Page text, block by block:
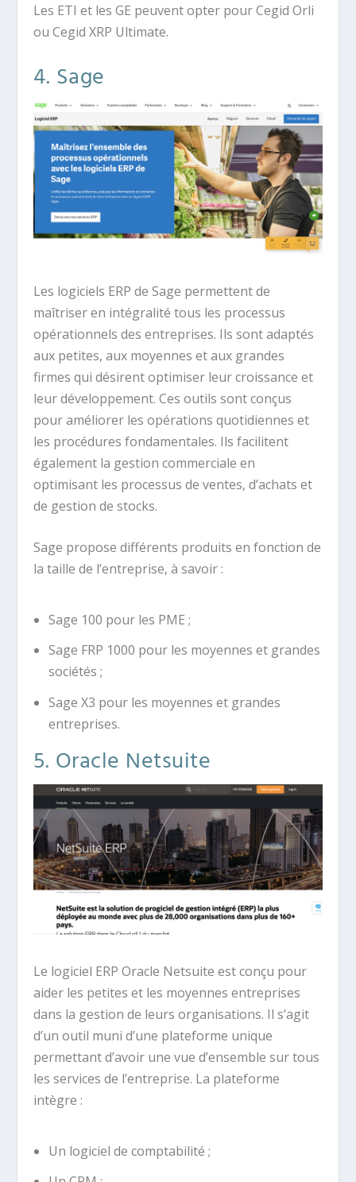
Les ETI et les GE peuvent opter pour Cegid Orli
ou Cegid XRP Ultimate.
4. Sage
Les logiciels ERP de Sage permettent de
maîtriser en intégralité tous les processus
opérationnels des entreprises. Ils sont adaptés
aux petites, aux moyennes et aux grandes
firmes qui désirent optimiser leur croissance et
leur développement. Ces outils sont conçus
pour améliorer les opérations quotidiennes et
les procédures fondamentales. Ils facilitent
également la gestion commerciale en
optimisant les processus de ventes, d’achats et
de gestion de stocks.
Sage propose différents produits en fonction de
la taille de l’entreprise, à savoir :
Sage 100 pour les PME ;
Sage FRP 1000 pour les moyennes et grandes
sociétés ;
Sage X3 pour les moyennes et grandes
entreprises.
5. Oracle Netsuite
Le logiciel ERP Oracle Netsuite est conçu pour
aider les petites et les moyennes entreprises
dans la gestion de leurs organisations. Il s’agit
d’un outil muni d’une plateforme unique
permettant d’avoir une vue d’ensemble sur tous
les services de l’entreprise. La plateforme
intègre :
Un logiciel de comptabilité ;